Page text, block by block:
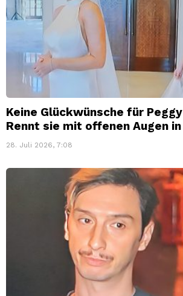
Keine Glückwünsche für
Rennt sie mit offenen Augen
28. Juli 2026, 7:08